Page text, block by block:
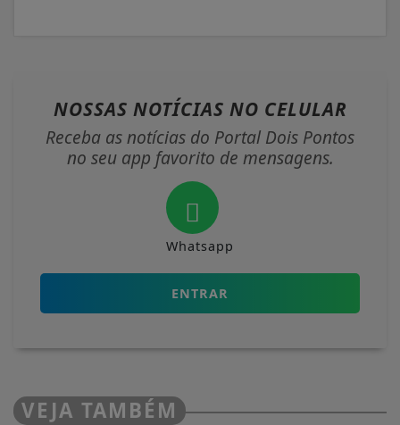
NOSSAS NOTÍCIAS NO CELULAR
Receba as notícias do Portal Dois Pontos
no seu app favorito de mensagens.
Whatsapp
ENTRAR
VEJA TAMBÉM